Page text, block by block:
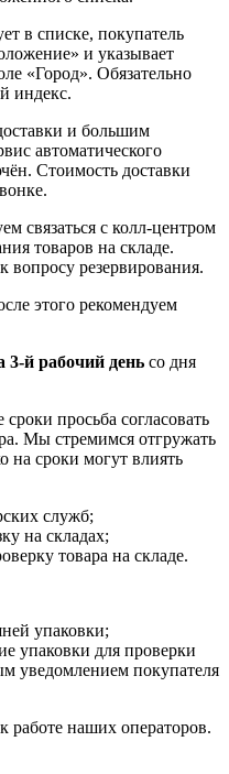
в списке, покупатель
и указывает
«Город». Обязательно
индекс.
и большим
автоматического
Стоимость доставки
связаться с колл‑центром
товаров на складе.
резервирования.
этого рекомендуем
рабочий день со дня
просьба согласовать
Мы стремимся отгружать
на сроки могут влиять
служб;
на складах;
товара на складе.
упаковки;
упаковки для проверки
уведомлением покупателя
работе наших операторов.